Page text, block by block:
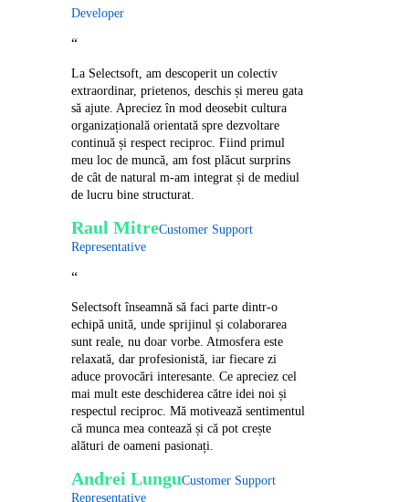
Developer
“
La Selectsoft, am descoperit un colectiv
extraordinar, prietenos, deschis și mereu gata
să ajute. Apreciez în mod deosebit cultura
organizațională orientată spre dezvoltare
continuă și respect reciproc. Fiind primul
meu loc de muncă, am fost plăcut surprins
de cât de natural m-am integrat și de mediul
de lucru bine structurat.
Raul MitreCustomer Support
Representative
“
Selectsoft înseamnă să faci parte dintr-o
echipă unită, unde sprijinul și colaborarea
sunt reale, nu doar vorbe. Atmosfera este
relaxată, dar profesionistă, iar fiecare zi
aduce provocări interesante. Ce apreciez cel
mai mult este deschiderea către idei noi și
respectul reciproc. Mă motivează sentimentul
că munca mea contează și că pot crește
alături de oameni pasionați.
Andrei LunguCustomer Support
Representative